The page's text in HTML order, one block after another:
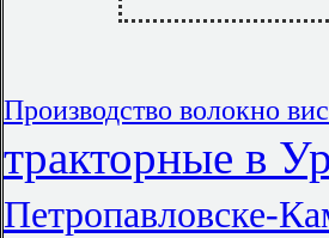
Производство волокно
тракторные в
Петропавловске-